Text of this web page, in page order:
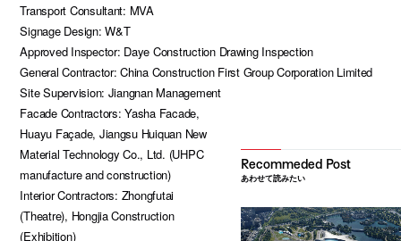
Transport Consultant: MVA
Signage Design: W&T
Approved Inspector: Daye Construction Drawing Inspection
General Contractor: China Construction First Group Corporation Limited
Site Supervision: Jiangnan Management
Facade Contractors: Yasha Facade,
Huayu Façade, Jiangsu Huiquan New
Material Technology Co., Ltd. (UHPC
manufacture and construction)
Interior Contractors: Zhongfutai
(Theatre), Hongjia Construction
(Exhibition)
あわせて読みたい